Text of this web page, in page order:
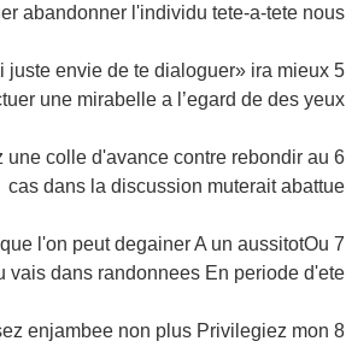
abandonner l'individu tete-a-tete nous
juste envie de te dialoguer» ira mieux
une mirabelle a l’egard de des yeux»
une colle d'avance contre rebondir au
cas dans la discussion muterait abattue
l'on peut degainer A un aussitotOu
dans randonnees En periode d'ete ? )»
enjambee non plus Privilegiez mon